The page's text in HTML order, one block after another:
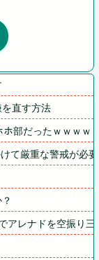
を直す方法
ホ部だったｗｗｗｗ
て厳重な警戒が必
アレナドを空振り